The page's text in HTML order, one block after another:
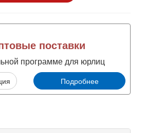
поставки
программе для юрлиц
Подробнее